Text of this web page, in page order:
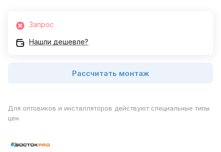
Запрос
Нашли дешевле?
Рассчитать монтаж
Для оптовиков и инсталляторов действуют специальные типы
цен.